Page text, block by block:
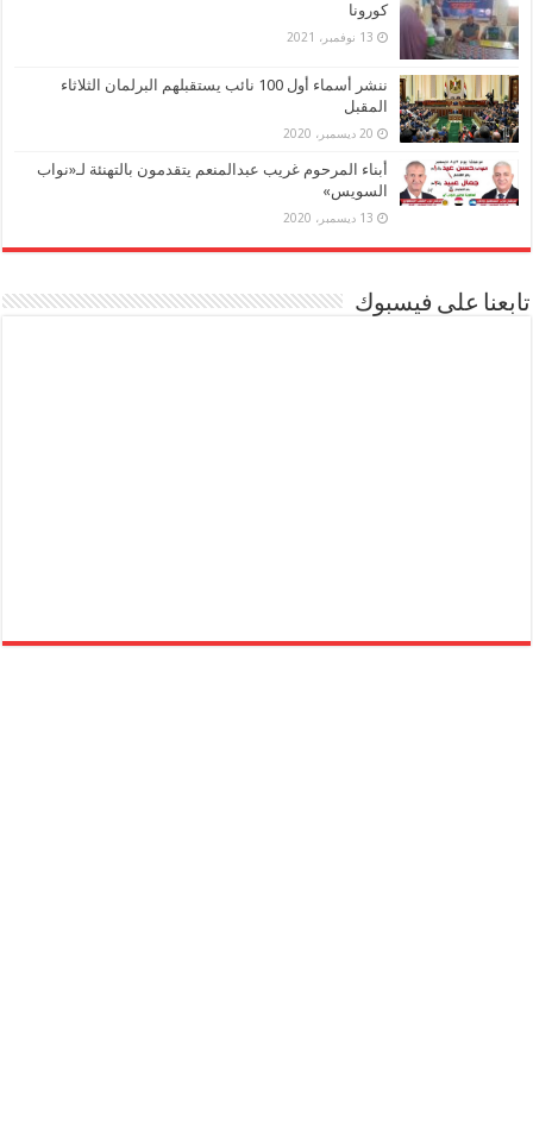
كورونا
13 نوفمبر، 2021
ننشر أسماء أول 100 نائب يستقبلهم البرلمان الثلاثاء
المقبل
20 ديسمبر، 2020
أبناء المرحوم غريب عبدالمنعم يتقدمون بالتهنئة لـ«نواب
السويس»
13 ديسمبر، 2020
تابعنا على فيسبوك